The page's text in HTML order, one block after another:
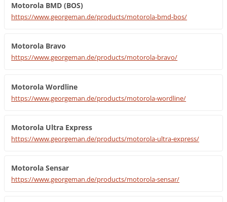
Motorola BMD (BOS)
https://www.georgeman.de/products/motorola-bmd-bos/
Motorola Bravo
https://www.georgeman.de/products/motorola-bravo/
Motorola Wordline
https://www.georgeman.de/products/motorola-wordline/
Motorola Ultra Express
https://www.georgeman.de/products/motorola-ultra-express/
Motorola Sensar
https://www.georgeman.de/products/motorola-sensar/